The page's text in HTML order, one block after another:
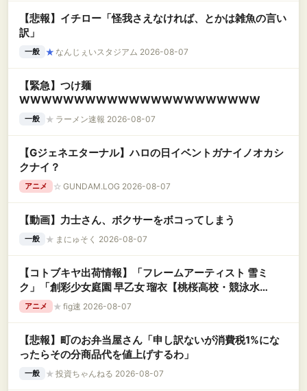
【悲報】イチロー「怪我さえなければ、とかは雑魚の言い
訳」
一般 ★ なんじぇいスタジアム 2026-08-07
【緊急】つけ麺
WWWWWWWWWWWWWWWWWWWWWW
一般 ★ ラーメン速報 2026-08-07
【Gジェネエターナル】ハロの日イベントガナイノオカシ
クナイ？
アニメ ☆ GUNDAM.LOG 2026-08-07
【動画】力士さん、ボクサーをボコってしまう
一般 ★ まにゅそく 2026-08-07
【コトブキヤ出荷情報】「フレームアーティスト 雪ミ
ク」「創彩少女庭園 早乙女 瑠衣【桃桜高校・競泳水
着】」プラモデルほか【発売日決定】
アニメ ★ fig速 2026-08-07
【悲報】町のお弁当屋さん「申し訳ないが消費税1%にな
ったらその分商品代を値上げするわ」
一般 ★ 投資ちゃんねる 2026-08-07